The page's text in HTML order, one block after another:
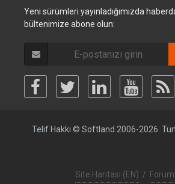
Yeni sürümleri yayınladığımızda
bültenimize abone olun:
Telif Hakkı © Softland 2006-2026. Tüm
Site Haritası (EN) /